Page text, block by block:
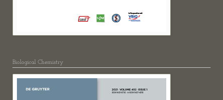
Biological Chemistry